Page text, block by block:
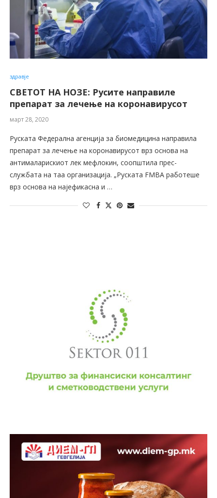
здравје
СВЕТОТ НА НОЗЕ: Русите направиле
препарат за лечење на коронавирусот
март 28, 2020
Руската Федерална агенција за биомедицина направила
препарат за лечење на коронавирусот врз основа на
антималарискиот лек мефлокин, соопштила прес-
службата на таа организација. „Руската FMBA работеше
врз основа на најефикасна и …